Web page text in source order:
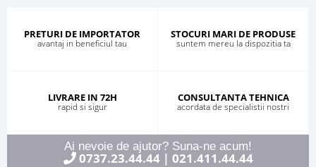
PRETURI DE IMPORTATOR
avantaj in beneficiul tau
STOCURI MARI DE PRODUSE
suntem mereu la dispozitia ta
LIVRARE IN 72H
rapid si sigur
CONSULTANTA TEHNICA
acordata de specialistii nostri
Ai nevoie de ajutor? Suna-ne acum!
0737.23.44.44| 021.411.44.44